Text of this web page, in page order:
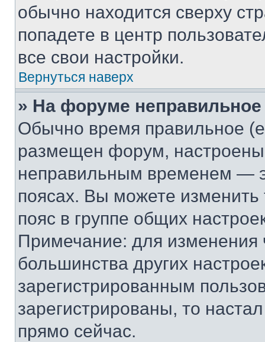
обычно находится сверху
попадете в центр
все свои настройки.
Вернуться наверх
» На форуме
Обычно время правильное
размещен форум, настроены
неправильным временем —
поясах. Вы можете изменить
пояс в группе общих
Примечание: для изменения
большинства других
зарегистрированным
зарегистрированы, то
прямо сейчас.